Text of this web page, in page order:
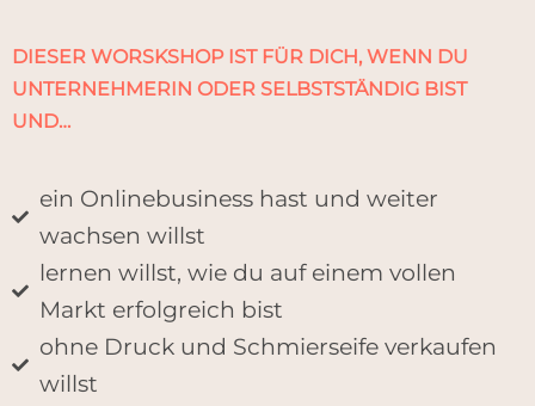
DIESER WORSKSHOP IST FÜR DICH, WENN DU
UNTERNEHMERIN ODER SELBSTSTÄNDIG BIST
UND…
ein Onlinebusiness hast und weiter
wachsen willst
lernen willst, wie du auf einem vollen
Markt erfolgreich bist
ohne Druck und Schmierseife verkaufen
willst